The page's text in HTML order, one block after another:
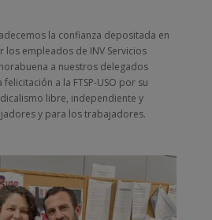
la confianza depositada en
empleados de INV Servicios
a nuestros delegados
a la FTSP-USO por su
libre, independiente y
y para los trabajadores.